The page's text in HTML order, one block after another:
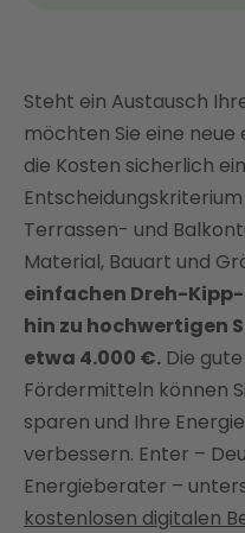
Terrassentür
Terrassentür kaufen:
den Preis
Bis zu 20 % Zuschuss
einbauen mit
Terrassentür kaufen:
achten?
Terrassentür
Was kostet der Einbau
Steht ein Austausch
möchten Sie eine neue
die Kosten sicherlich
Entscheidungskriterium
Terrassen- und
Material, Bauart und
einfachen Dreh-
hin zu hochwertigen
etwa 4.000 €. Die
Fördermitteln können
sparen und Ihre
verbessern. Enter –
Energieberater –
kostenlosen digitalen